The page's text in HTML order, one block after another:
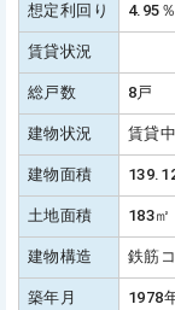
想定利回り 4.95
賃貸状況
総戸数 8戸
建物状況 賃貸中
建物面積
土地面積 183
建物構造 鉄筋
築年月 1978